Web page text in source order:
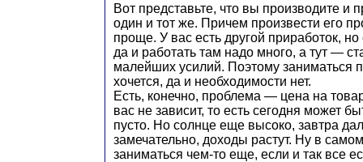
Вот представьте, что вы производите и
один и тот же. Причем произвести его
проще. У вас есть другой приработок,
да и работать там надо много, а тут —
малейших усилий. Поэтому заниматься
хочется, да и необходимости нет.
Есть, конечно, проблема — цена на
вас не зависит, то есть сегодня может
пусто. Но солнце еще высоко, завтра
замечательно, доходы растут. Ну в
заниматься чем-то еще, если и так все